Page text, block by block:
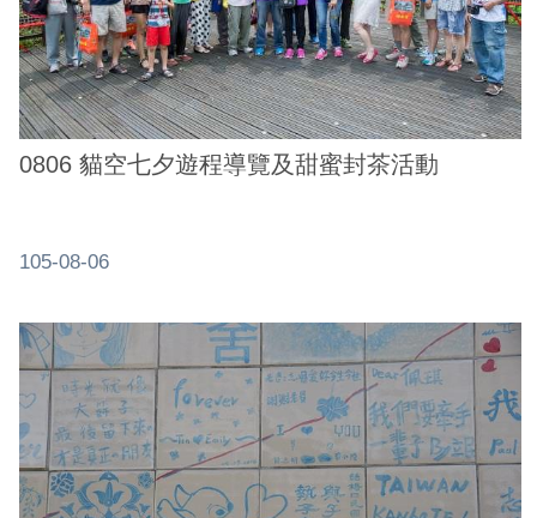
0806 貓空七夕遊程導覽及甜蜜封茶活動
105-08-06